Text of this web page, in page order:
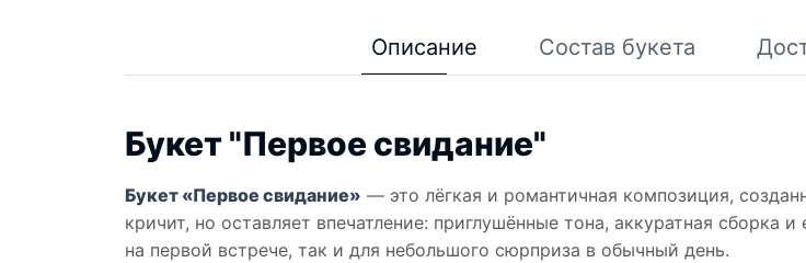
Описание Состав букета
Букет "Первое свидание"
Букет «Первое свидание» — это лёгкая и романтичная композиция,
кричит, но оставляет впечатление: приглушённые тона, аккуратная сборка
на первой встрече, так и для небольшого сюрприза в обычный день.